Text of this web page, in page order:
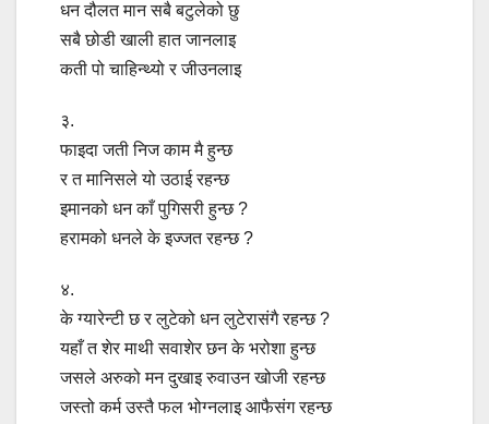
धन दौलत मान सबै बटुलेको छु
सबै छोडी खाली हात जानलाइ
कती पो चाहिन्थ्यो र जीउनलाइ
३.
फाइदा जती निज काम मै हुन्छ
र त मानिसले यो उठाई रहन्छ
इमानको धन काँ पुगिसरी हुन्छ ?
हरामको धनले के इज्जत रहन्छ ?
४.
के ग्यारेन्टी छ र लुटेको धन लुटेरासंगै रहन्छ ?
यहाँ त शेर माथी सवाशेर छन के भरोशा हुन्छ
जसले अरुको मन दुखाइ रुवाउन खोजी रहन्छ
जस्तो कर्म उस्तै फल भोग्नलाइ आफैसंग रहन्छ